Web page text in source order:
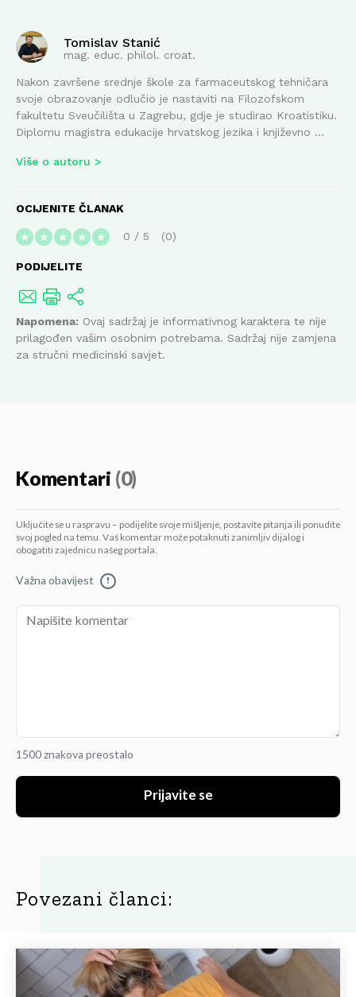
Tomislav Stanić
mag. educ. philol. croat.
Nakon završene srednje škole za farmaceutskog tehničara
svoje obrazovanje odlučio je nastaviti na Filozofskom
fakultetu Sveučilišta u Zagrebu, gdje je studirao Kroatistiku.
Diplomu magistra edukacije hrvatskog jezika i književno ...
Više o autoru
OCIJENITE ČLANAK
★ ★ ★ ★ ★ 0 / 5 0
PODIJELITE
Napomena: Ovaj sadržaj je informativnog karaktera te nije
prilagođen vašim osobnim potrebama. Sadržaj nije zamjena
za stručni medicinski savjet.
Komentari (0)
Uključite se u raspravu – podijelite svoje mišljenje, postavite pitanja ili ponudite
svoj pogled na temu. Vaš komentar može potaknuti zanimljiv dijalog i
obogatiti zajednicu našeg portala.
Važna obavijest !
1500 znakova preostalo
Prijavite se
Povezani članci: